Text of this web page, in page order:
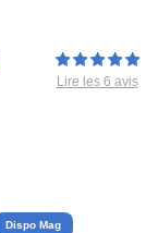
Lire les 6 avis
Dispo Mag